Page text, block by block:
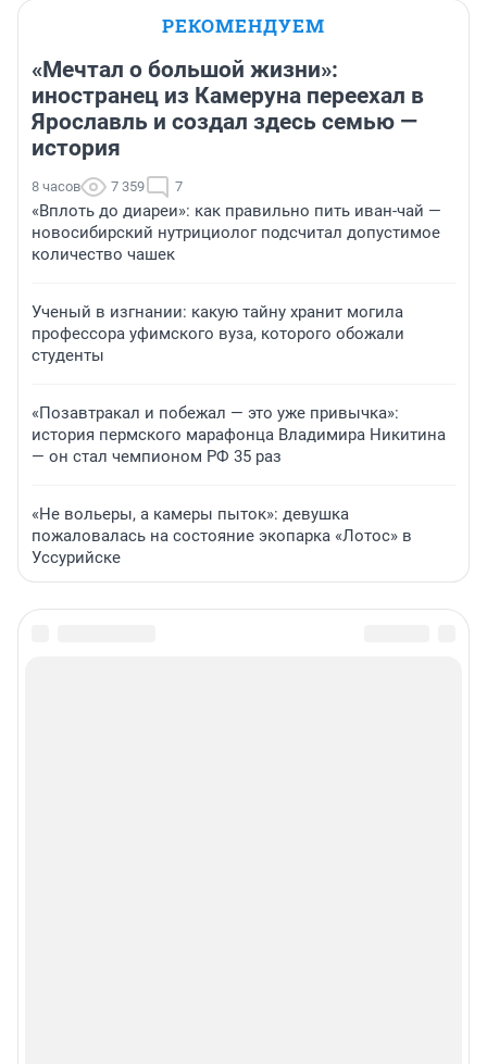
РЕКОМЕНДУЕМ
«Мечтал о большой жизни»:
иностранец из Камеруна переехал в
Ярославль и создал здесь семью —
история
8 часов 7 359 7
«Вплоть до диареи»: как правильно пить иван-чай —
новосибирский нутрициолог подсчитал допустимое
количество чашек
Ученый в изгнании: какую тайну хранит могила
профессора уфимского вуза, которого обожали
студенты
«Позавтракал и побежал — это уже привычка»:
история пермского марафонца Владимира Никитина
— он стал чемпионом РФ 35 раз
«Не вольеры, а камеры пыток»: девушка
пожаловалась на состояние экопарка «Лотос» в
Уссурийске